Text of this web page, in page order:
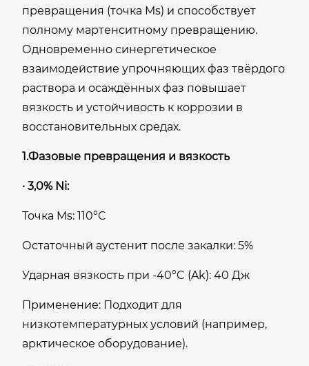
превращения (точка Ms) и способствует
полному мартенситному превращению.
Одновременно синергетическое
взаимодействие упрочняющих фаз твёрдого
раствора и осаждённых фаз повышает
вязкость и устойчивость к коррозии в
восстановительных средах.
1.Фазовые превращения и вязкость
· 3,0% Ni:
Точка Ms: 110°C
Остаточный аустенит после закалки: 5%
Ударная вязкость при -40°C (Ak): 40 Дж
Применение: Подходит для
низкотемпературных условий (например,
арктическое оборудование).